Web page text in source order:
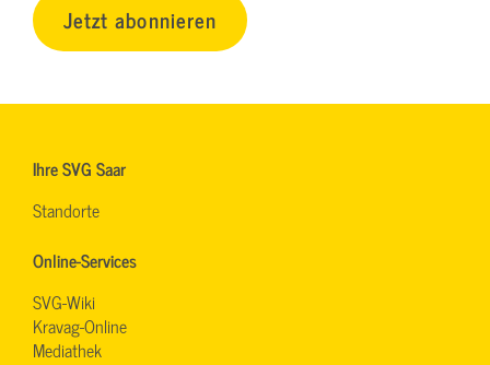
Jetzt abonnieren
Ihre SVG Saar
Standorte
Online-Services
SVG-Wiki
Kravag-Online
Mediathek